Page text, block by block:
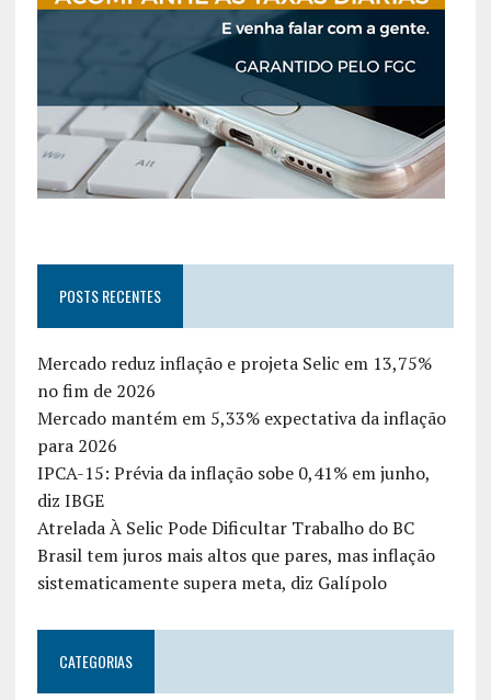
POSTS RECENTES
Mercado reduz inflação e projeta Selic em 13,75%
no fim de 2026
Mercado mantém em 5,33% expectativa da inflação
para 2026
IPCA-15: Prévia da inflação sobe 0,41% em junho,
diz IBGE
Atrelada À Selic Pode Dificultar Trabalho do BC
Brasil tem juros mais altos que pares, mas inflação
sistematicamente supera meta, diz Galípolo
CATEGORIAS